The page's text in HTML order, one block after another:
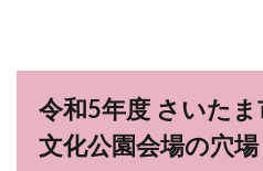
令和5年度 さいた
文化公園会場の穴場